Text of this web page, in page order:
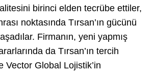
birinci elden tecrübe ettiler,
noktasında Tırsan’ın gücünü
Firmanın, yeni yapmış
da Tırsan’ın tercih
Vector Global Lojistik’in